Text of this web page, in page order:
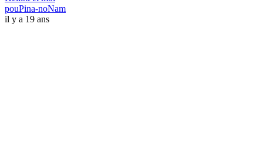
pouPina-noNam
il y a 19 ans